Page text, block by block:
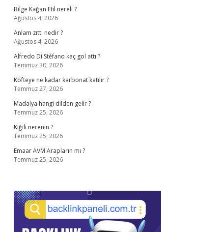
Bilge Kağan Etil nereli ?
Ağustos 4, 2026
Anlam zıttı nedir ?
Ağustos 4, 2026
Alfredo Di Stéfano kaç gol attı ?
Temmuz 30, 2026
Köfteye ne kadar karbonat katılır ?
Temmuz 27, 2026
Madalya hangi dilden gelir ?
Temmuz 25, 2026
Kiğili nerenin ?
Temmuz 25, 2026
Emaar AVM Arapların mı ?
Temmuz 25, 2026